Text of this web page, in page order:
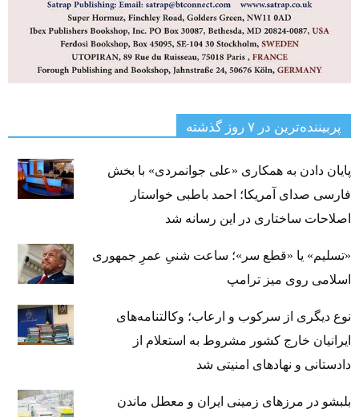
پربیننده‌ترین‌ در ۷ روز گذشته
پایان دادن به همکاری «علی جوانمردی» با بخش
فارسی صدای آمریکا؛ احمد باطبی خواستار
اصلاحات ساختاری در این رسانه شد
«تسلیم» یا «قطع سر»؛ ساعت شنیِ عمرِ جمهوری
اسلامی روی میز ترامپ
نوع دیگری از سرکوب و ارعاب؛ وکالتنامه‌های
ایرانیان خارج کشور مشروط به استعلام از
دادستانی و نهادهای امنیتی شد
بلبشو در مرزهای زمینی ایران و معطل ماندن